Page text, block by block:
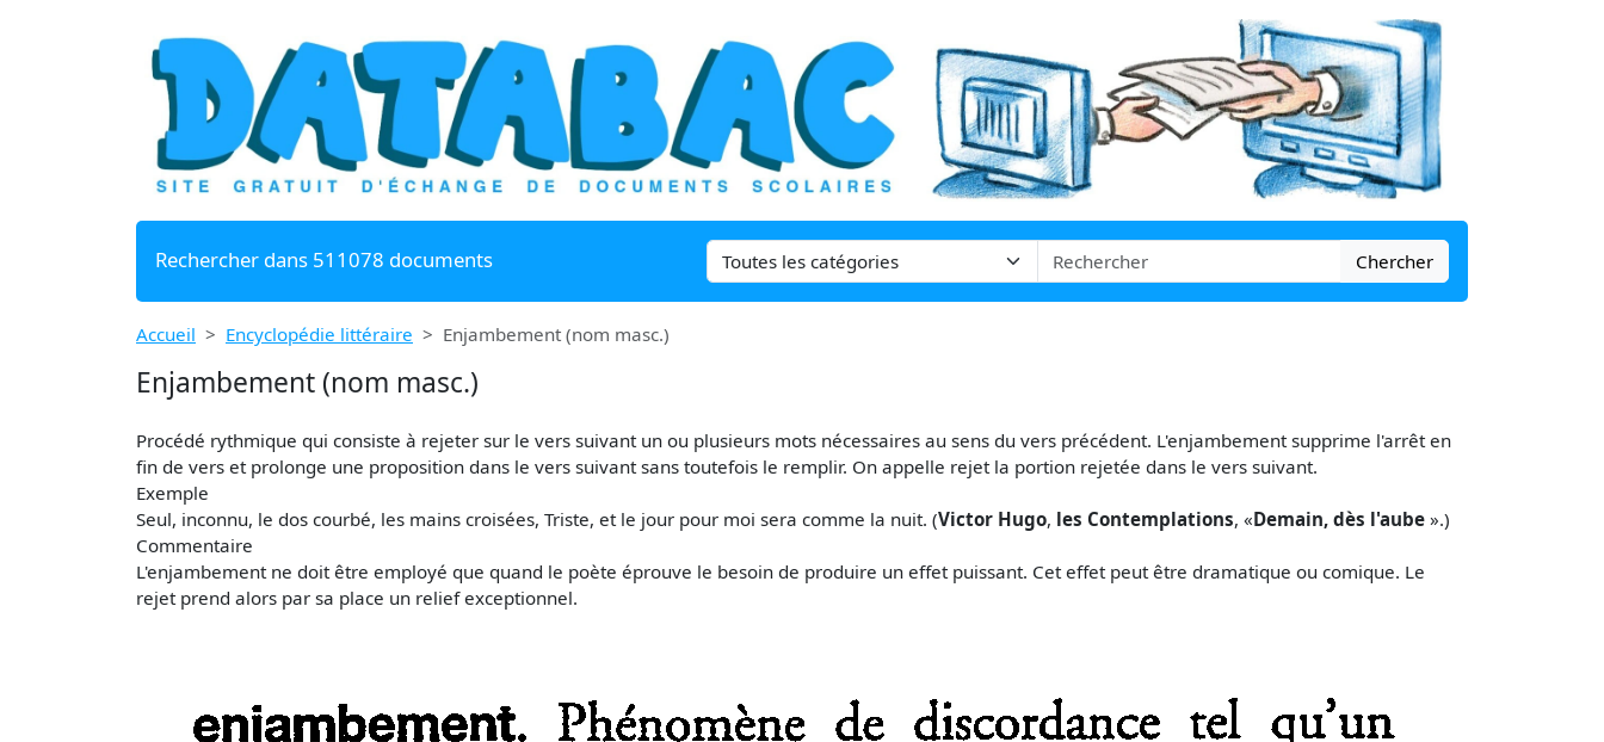
Rechercher dans 511078 documents Chercher
Accueil Encyclopédie littéraire Enjambement (nom masc.)
Enjambement (nom masc.)
Procédé rythmique qui consiste à rejeter sur le vers suivant un ou plusieurs mots nécessaires au sens du vers précédent. L'enjambement supprime l'arrêt en
fin de vers et prolonge une proposition dans le vers suivant sans toutefois le remplir. On appelle rejet la portion rejetée dans le vers suivant.
Exemple
Seul, inconnu, le dos courbé, les mains croisées, Triste, et le jour pour moi sera comme la nuit. (Victor Hugo, les Contemplations, «Demain, dès l'aube ».)
Commentaire
L'enjambement ne doit être employé que quand le poète éprouve le besoin de produire un effet puissant. Cet effet peut être dramatique ou comique. Le
rejet prend alors par sa place un relief exceptionnel.